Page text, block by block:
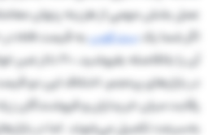
عمل بخش مهمی از هزینه پنهان
اگر شما یکبیت کوین
آن را بلافاصله بفروشید، 20 دلار ضرر خواهید کرد.
در بازارهای پرحجم، اختلاف این دو
رقابت میان خریداران و فروشندگان
به‌سرعت تکمیل می‌شوند. اما در